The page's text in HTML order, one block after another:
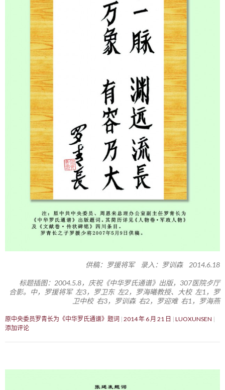
供稿：罗援将军 录入：罗训森 2014.6.18
标题插图：2004.5.8，庆祝《中华罗氏通谱》出版，307医院歺厅
合影。中，罗援将军 左3，罗卫东 左2，罗海曦教授、大校 左1，罗
卫中校 右3，罗训森 右2，罗迎难 右1，罗海燕
原中央委员罗青长为《中华罗氏通谱》题词 2014 年 6 月 21 日
LUOXUNSEN
添加评论